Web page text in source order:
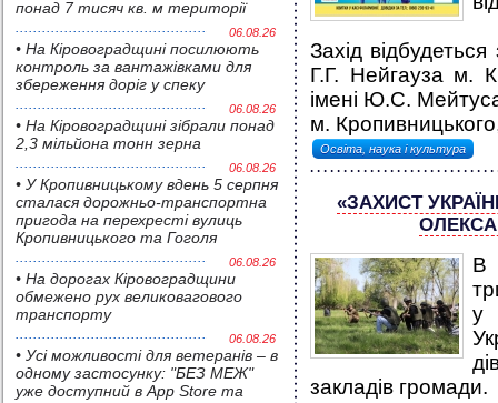
понад 7 тисяч кв. м території
06.08.26
• На Кіровоградщині посилюють
контроль за вантажівками для
збереження доріг у спеку
06.08.26
• На Кіровоградщині зібрали понад
2,3 мільйона тонн зерна
06.08.26
• У Кропивницькому вдень 5 серпня
сталася дорожньо-транспортна
пригода на перехресті вулиць
Кропивницького та Гоголя
06.08.26
• На дорогах Кіровоградщини
обмежено рух великовагового
транспорту
06.08.26
• Усі можливості для ветеранів – в
одному застосунку: "БЕЗ МЕЖ"
уже доступний в App Store та
Захід
Г.Г. Нейгауза м.
імені Ю.С.
м.
Освіта, наука і культура
«ЗАХИСТ
В
у
закладів громади.